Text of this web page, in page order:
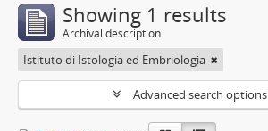
Showing 1 results
Archival description
Istituto di Istologia ed Embriologia
Advanced search options